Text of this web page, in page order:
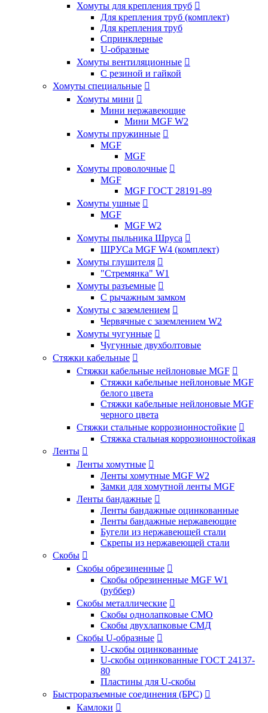
Хомуты для крепления труб 
Для крепления труб (комплект)
Для крепления труб
Спринклерные
U-образные
Хомуты вентиляционные 
С резиной и гайкой
Хомуты специальные 
Хомуты мини 
Мини нержавеющие
Мини MGF W2
Хомуты пружинные 
MGF
MGF
Хомуты проволочные 
MGF
MGF ГОСТ 28191-89
Хомуты ушные 
MGF
MGF W2
Хомуты пыльника Шруса 
ШРУСа MGF W4 (комплект)
Хомуты глушителя 
"Стремянка" W1
Хомуты разъемные 
С рычажным замком
Хомуты с заземлением 
Червячные с заземлением W2
Хомуты чугунные 
Чугунные двухболтовые
Стяжки кабельные 
Стяжки кабельные нейлоновые MGF 
Стяжки кабельные нейлоновые MGF
белого цвета
Стяжки кабельные нейлоновые MGF
черного цвета
Стяжки стальные коррозионностойкие 
Стяжка стальная коррозионностойкая
Ленты 
Ленты хомутные 
Ленты хомутные MGF W2
Замки для хомутной ленты MGF
Ленты бандажные 
Ленты бандажные оцинкованные
Ленты бандажные нержавеющие
Бугели из нержавеющей стали
Скрепы из нержавеющей стали
Скобы 
Скобы обрезиненные 
Скобы обрезиненные MGF W1
(руббер)
Скобы металлические 
Скобы однолапковые СМО
Скобы двухлапковые СМД
Скобы U-образные 
U-скобы оцинкованные
U-скобы оцинкованные ГОСТ 24137-
80
Пластины для U-скобы
Быстроразъемные соединения (БРС) 
Камлоки 